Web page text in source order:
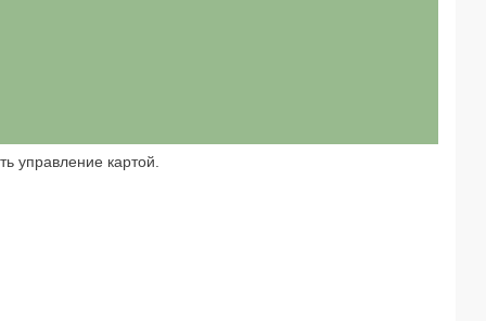
управление картой.